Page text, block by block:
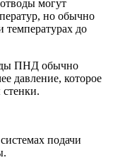
могут
но обычно
температурах до
ПНД обычно
давление, которое
подачи